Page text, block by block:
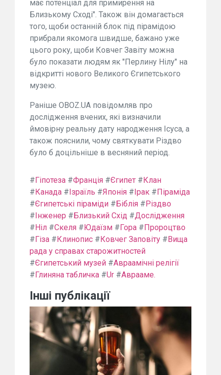
має потенціал для примирення на
Близькому Сході". Також він домагається
того, щоби останній блок під пірамідою
прибрали якомога швидше, бажано уже
цього року, щоби Ковчег Завіту можна
було показати людям як "Перлину Нілу" на
відкритті нового Великого Єгипетського
музею.
Раніше OBOZ.UA повідомляв про
дослідження вчених, які визначили
ймовірну реальну дату народження Ісуса, а
також пояснили, чому святкувати Різдво
було б доцільніше в весняний період.
#Гіпотеза #Франція #Єгипет #Клан
#Канада #Ізраїль #Японія #Ірак #Піраміда
#Єгипетські піраміди #Біблія #Різдво
#Інженер #Близький Схід #Дослідження
#Ніл #Скеля #Юдаїзм #Гора #Пророцтво
#Гіза #Клинопис #Ковчег Заповіту #Вища
рада у справах старожитностей
#Єгипетський музей #Авраамічні релігії
#Глиняна табличка #Ur #Аврааме.
Інші публікації